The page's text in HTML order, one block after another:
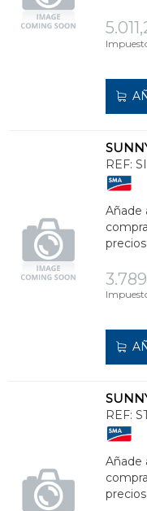
REF:
Añade
REF:
Añade